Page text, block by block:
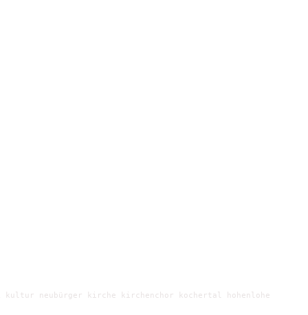
neubürger kirche kirchenchor kochertal hohenlohe